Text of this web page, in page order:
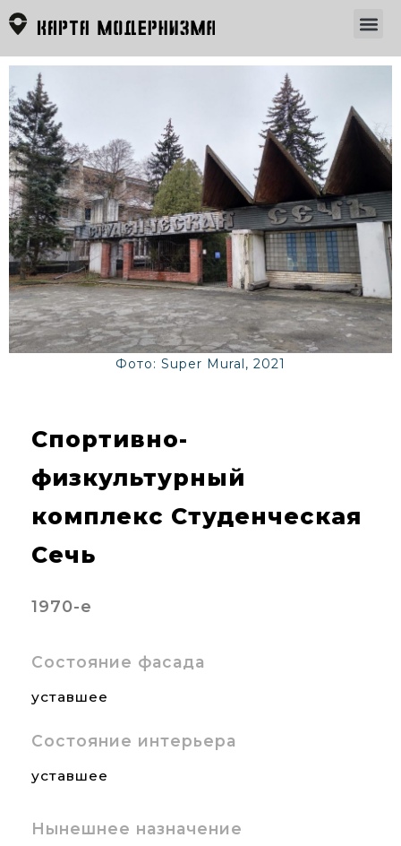
Фото: Super Mural, 2021
Спортивно-
физкультурный
комплекс Студенческая
Сечь
1970-е
Состояние фасада
уставшее
Состояние интерьера
уставшее
Нынешнее назначение